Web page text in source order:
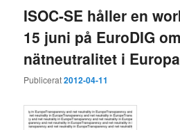
ISOC-SE håller en
15 juni på EuroDIG om
nätneutralitet i
Publicerat2012-04-11